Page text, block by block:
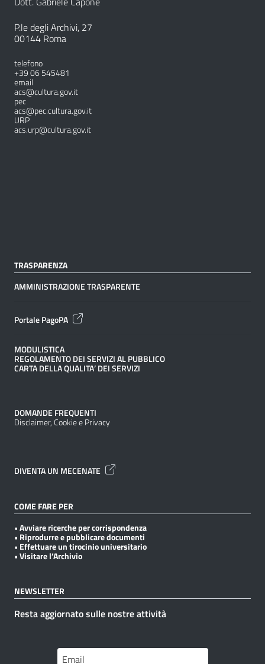
P.le degli Archivi, 27
00144 Roma
telefono
+39 06 545481
email
acs@cultura.gov.it
pec
acs@pec.cultura.gov.it
URP
acs.urp@cultura.gov.it
TRASPARENZA
AMMINISTRAZIONE TRASPARENTE
Portale PagoPA
MODULISTICA
REGOLAMENTO DEI SERVIZI AL PUBBLICO
CARTA DELLA QUALITA’ DEI SERVIZI
DOMANDE FREQUENTI
Disclaimer, Cookie e Privacy
DIVENTA UN MECENATE
COME FARE PER
• Avviare ricerche per corrispondenza
• Riprodurre e pubblicare documenti
• Effettuare un tirocinio universitario
• Visitare l’Archivio
NEWSLETTER
Resta aggiornato sulle nostre attività